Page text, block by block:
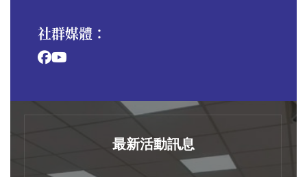
社群媒體：
最新活動訊息